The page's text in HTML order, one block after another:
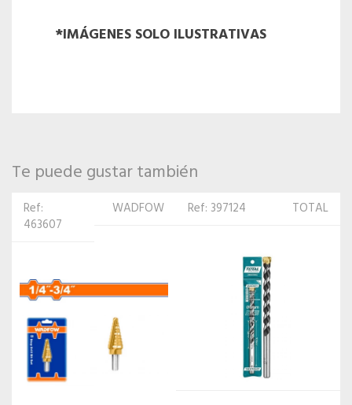
*IMÁGENES SOLO ILUSTRATIVAS
Te puede gustar también
Ref: 397124 TOTAL Ref: 338738 TOTAL